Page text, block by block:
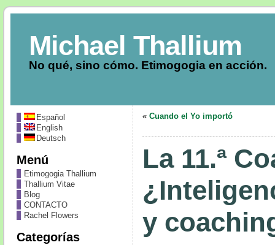
Michael Thallium
No qué, sino cómo. Etimogogia en acción.
Español
English
Deutsch
Menú
Etimogogia Thallium
Thallium Vitae
Blog
CONTACTO
Rachel Flowers
Categorías
« Cuando el Yo importó
La 11.ª
y